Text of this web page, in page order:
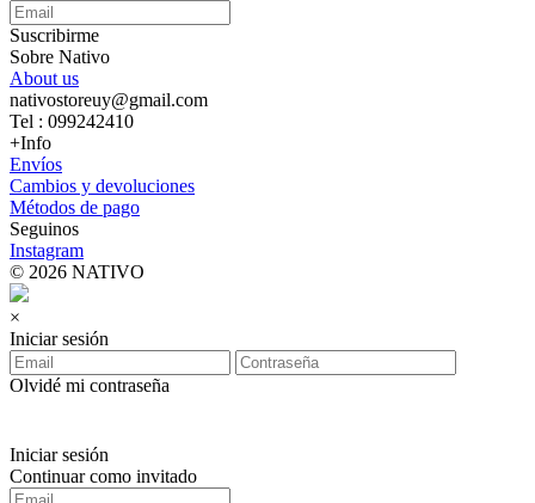
Suscribirme
Sobre Nativo
About us
nativostoreuy@gmail.com
Tel : 099242410
+Info
Envíos
Cambios y devoluciones
Métodos de pago
Seguinos
Instagram
© 2026 NATIVO
×
Iniciar sesión
Olvidé mi contraseña
Iniciar sesión
Continuar como invitado